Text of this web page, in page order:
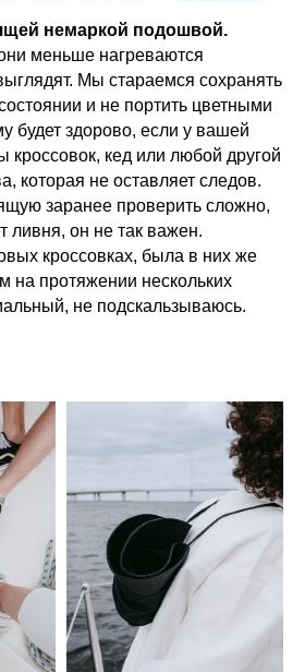
немаркой подошвой.
меньше нагреваются
Мы стараемся сохранять
и не портить цветными
будет здорово, если у вашей
кроссовок, кед или любой другой
которая не оставляет следов.
заранее проверить сложно,
ливня, он не так важен.
кроссовках, была в них же
на протяжении нескольких
не подскальзываюсь.